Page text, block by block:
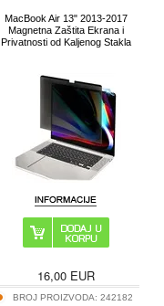
MacBook Air 13" 2013-2017
Magnetna Zaštita Ekrana i
Privatnosti od Kaljenog Stakla
16,00 EUR
BROJ PROIZVODA:242182